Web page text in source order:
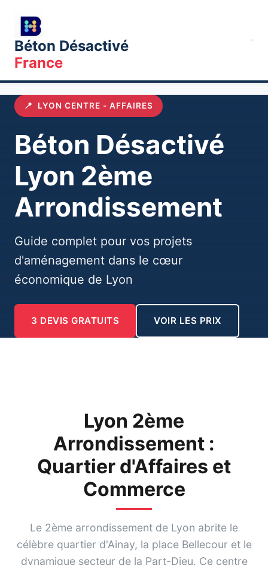
Béton Désactivé
France
Accueil Villes
Lyon 2ème Arrondissement
📍 LYON CENTRE - AFFAIRES
Béton Désactivé
Lyon 2ème
Arrondissement
Guide complet pour vos projets
d'aménagement dans le cœur
économique de Lyon
3 DEVIS GRATUITS VOIR LES PRIX
Lyon 2ème
Arrondissement :
Quartier d'Affaires et
Commerce
Le 2ème arrondissement de Lyon abrite le
célèbre quartier d'Ainay, la place Bellecour et le
dynamique secteur de la Part-Dieu. Ce centre